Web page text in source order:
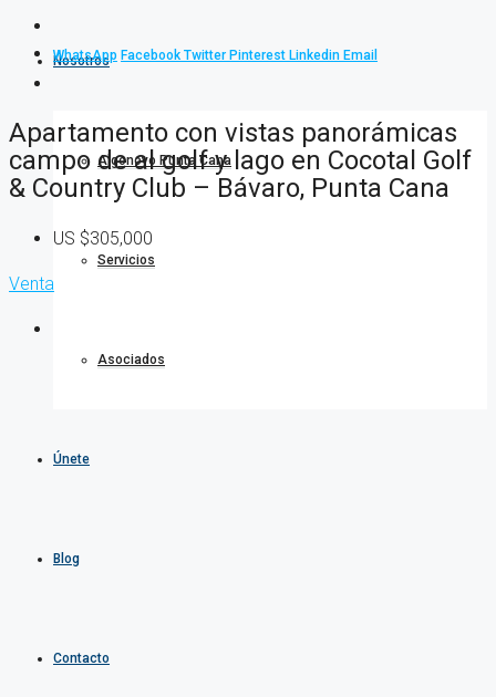
Nosotros
Algonovo Punta Cana
Servicios
Asociados
Únete
Blog
Contacto
WhatsApp Facebook Twitter Pinterest Linkedin Email
Apartamento con vistas panorámicas
campo de al golf y lago en Cocotal Golf
& Country Club – Bávaro, Punta Cana
US $305,000
Venta